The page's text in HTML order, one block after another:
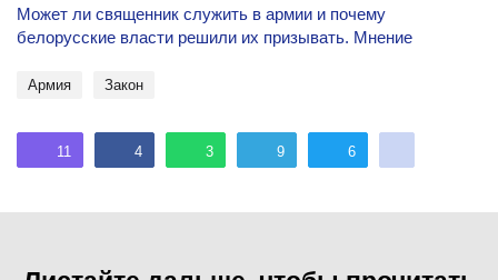
Может ли священник служить в армии и почему
белорусские власти решили их призывать. Мнение
Армия закон
11 4 3 9 6